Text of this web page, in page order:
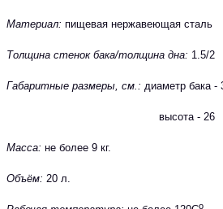
Материал: пищевая нержавеющая сталь
Толщина стенок бака/толщина дна: 1.5/2
Габаритные размеры, см.: диаметр бака -
высота - 26
Масса: не более 9 кг.
Объём: 20 л.
о